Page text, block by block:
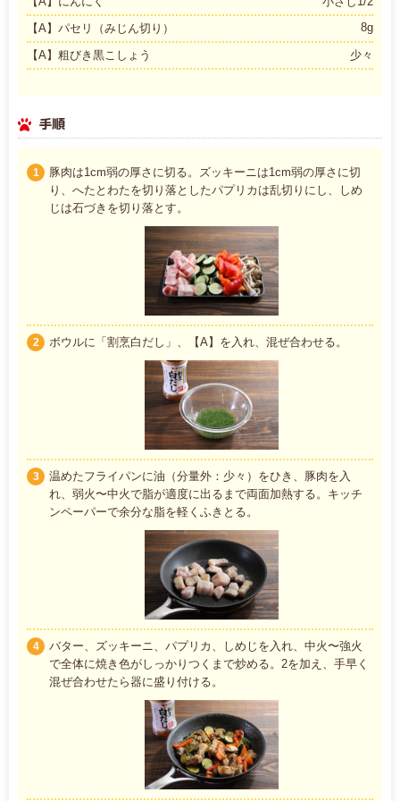
【A】パセリ（みじん切り）
8g
【A】粗びき黒こしょう 少々
手順
1
豚肉は1cm弱の厚さに切る。ズッキーニは1cm弱の厚さに切
り、へたとわたを切り落としたパプリカは乱切りにし、しめ
じは石づきを切り落とす。
2 ボウルに「割烹白だし」、【A】を入れ、混ぜ合わせる。
3
温めたフライパンに油（分量外：少々）をひき、豚肉を入
れ、弱火〜中火で脂が適度に出るまで両面加熱する。キッチ
ンペーパーで余分な脂を軽くふきとる。
4
バター、ズッキーニ、パプリカ、しめじを入れ、中火〜強火
で全体に焼き色がしっかりつくまで炒める。2を加え、手早く
混ぜ合わせたら器に盛り付ける。